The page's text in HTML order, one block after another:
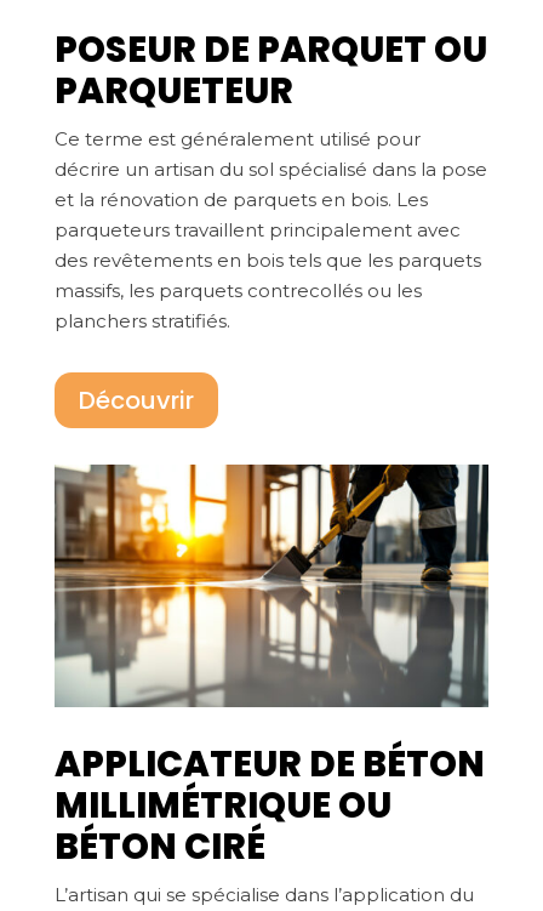
POSEUR DE PARQUET OU
PARQUETEUR
Ce terme est généralement utilisé pour
décrire un artisan du sol spécialisé dans la pose
et la rénovation de parquets en bois. Les
parqueteurs travaillent principalement avec
des revêtements en bois tels que les parquets
massifs, les parquets contrecollés ou les
planchers stratifiés.
Découvrir
APPLICATEUR DE BÉTON
MILLIMÉTRIQUE OU
BÉTON CIRÉ
L’artisan qui se spécialise dans l’application du